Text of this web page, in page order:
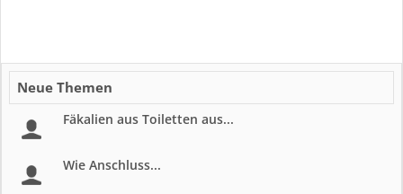
Neue Themen
Fäkalien aus Toiletten aus...
Wie Anschluss...